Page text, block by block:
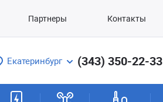
Партнеры Контакты
Екатеринбург (343) 350-22-33